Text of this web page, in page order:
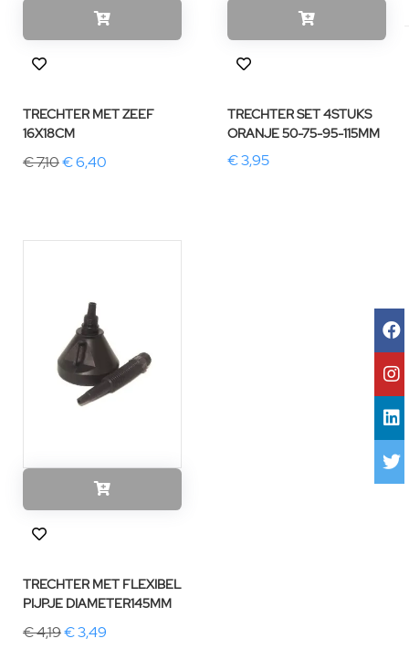
TRECHTER MET ZEEF
16X18CM
€ 7,10€ 6,40
TRECHTER SET 4STUKS
ORANJE 50-75-95-115MM
€ 3,95
TRECHTER MET FLEXIBEL
PIJPJE DIAMETER145MM
€ 4,19€ 3,49